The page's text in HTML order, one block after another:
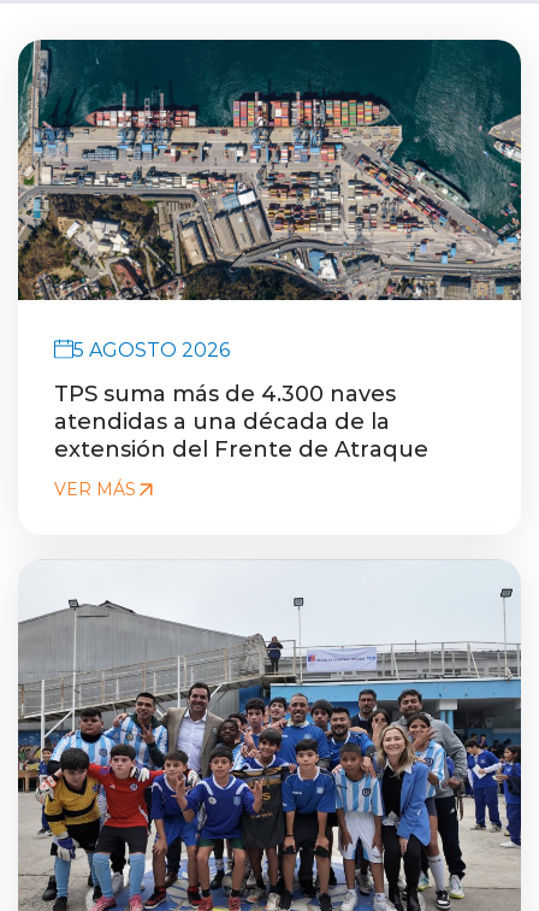
5 AGOSTO 2026
TPS suma más de 4.300 naves
atendidas a una década de la
extensión del Frente de Atraque
VER MÁS